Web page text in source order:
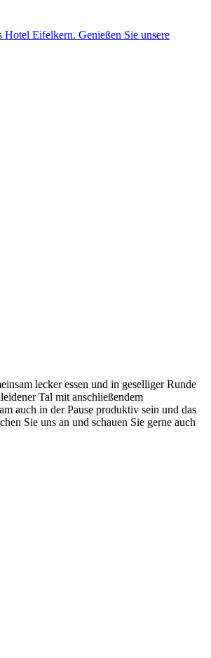
Eifelkern. Genießen Sie unsere
lecker essen und in geselliger Runde
Tal mit anschließendem
auch in der Pause produktiv sein und das
Sie uns an und schauen Sie gerne auch